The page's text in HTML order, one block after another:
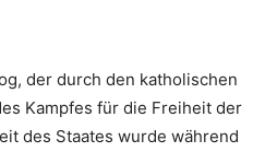
der durch den katholischen
Kampfes für die Freiheit der
des Staates wurde während